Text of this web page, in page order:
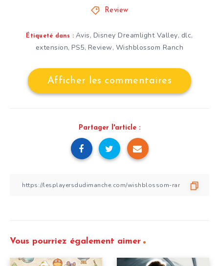
Review
Étiqueté dans : Avis, Disney Dreamlight Valley, dlc,
extension,PS5, Review, Wishblossom Ranch
Afficher les commentaires
Partager l'article :
Vous pourriez également aimer